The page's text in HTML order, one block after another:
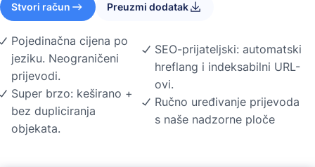
Stvori račun Preuzmi dodatak
Pojedinačna cijena po
jeziku. Neograničeni
prijevodi.
Super brzo: keširano +
bez dupliciranja
objekata.
SEO-prijateljski: automatski
hreflang i indeksabilni URL-
ovi.
Ručno uređivanje prijevoda
s naše nadzorne ploče